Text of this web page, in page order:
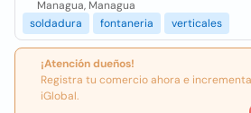
Managua, Managua
soldadura
fontaneria verticales
¡Atención dueños!
Registra tu comercio ahora e
iGlobal.